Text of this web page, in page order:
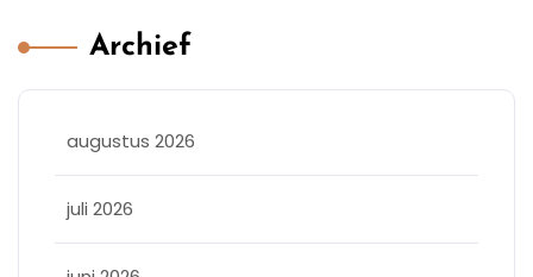
Archief
augustus 2026
juli 2026